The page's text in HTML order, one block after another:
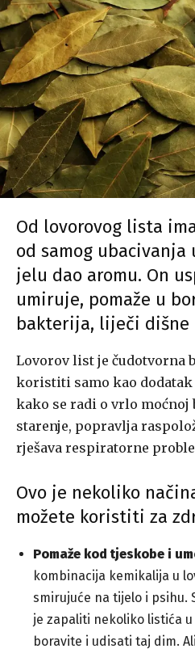
Od lovorovog lista
od samog ubacivanja
jelu dao aromu. On
umiruje, pomaže u
bakterija, liječi
Lovorov list je čudotvorna
koristiti samo kao dodatak
kako se radi o vrlo
starenje, popravlja
rješava respiratorne
Ovo je nekoliko
možete koristiti za
Pomaže kod tjeskobe i
kombinacija kemikalija u
smirujuće na tijelo i psihu.
je zapaliti nekoliko listića
boravite i udisati taj dim.